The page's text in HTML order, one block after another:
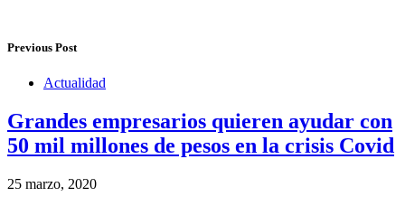
Previous Post
Actualidad
Grandes empresarios quieren ayudar con
50 mil millones de pesos en la crisis Covid
25 marzo, 2020